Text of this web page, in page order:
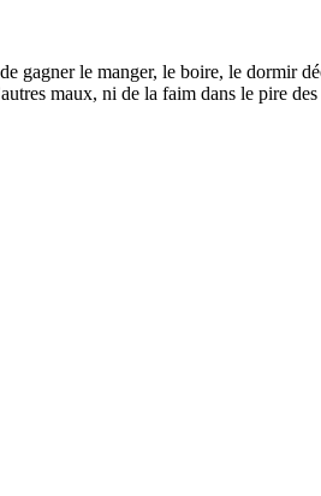
gagner le manger, le boire, le dormir
maux, ni de la faim dans le pire